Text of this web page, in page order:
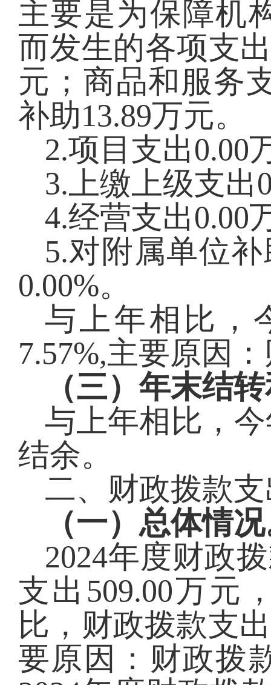
主要是为保障机
而发生的各项支
元；商品和服务
补助13.89万元。
2.项目支出0.00
3.上缴上级支出
4.经营支出0.00
5.对附属单位
0.00%。
与上年相比，
7.57%,主要原因
（三）年末结
与上年相比，
结余。
二、财政拨款
（一）总体情
2024年度财政
支出 509.00万元
比， 财政拨款支
要原因 ：财政拨